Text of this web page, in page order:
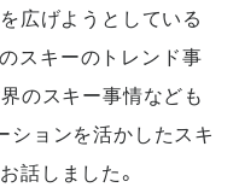
広げようとしている
スキーのトレンド事
のスキー事情なども
ションを活かしたスキ
話しました。